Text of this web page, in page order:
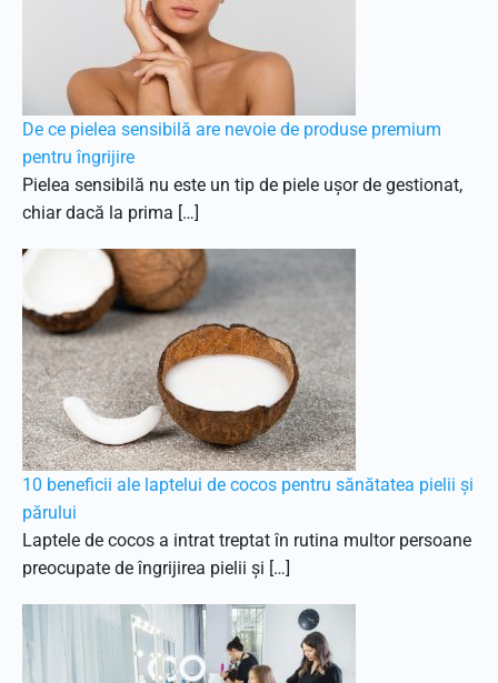
De ce pielea sensibilă are nevoie de produse premium
pentru îngrijire
Pielea sensibilă nu este un tip de piele ușor de gestionat,
chiar dacă la prima […]
10 beneficii ale laptelui de cocos pentru sănătatea pielii și
părului
Laptele de cocos a intrat treptat în rutina multor persoane
preocupate de îngrijirea pielii și […]